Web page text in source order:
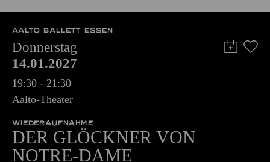
106,00 96,00 86,00 76,00 66,00€
Die Veranstaltung ist vom Angebot der TUPcard ausgeschlossen.
AALTO BALLETT ESSEN
Donnerstag
14.01.2027
19:30 - 21:30
Aalto-Theater
WIEDERAUFNAHME